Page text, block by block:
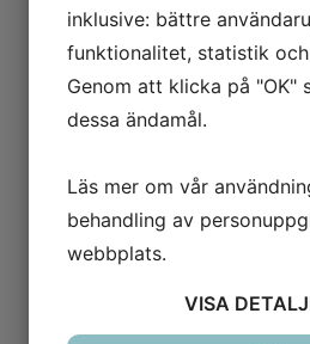
ordning inget att
inklusive: bättre
funktionalitet, statistik
Genom att klicka på "OK"
dessa ändamål.
Läs mer om vår
behandling av
webbplats.
VISA